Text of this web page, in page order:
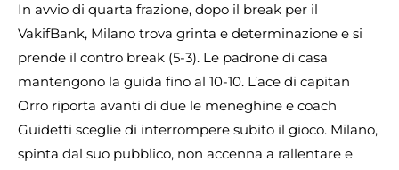
In avvio di quarta frazione, dopo il break per il
VakifBank, Milano trova grinta e determinazione e si
prende il contro break (5-3). Le padrone di casa
mantengono la guida fino al 10-10. L’ace di capitan
Orro riporta avanti di due le meneghine e coach
Guidetti sceglie di interrompere subito il gioco. Milano,
spinta dal suo pubblico, non accenna a rallentare e